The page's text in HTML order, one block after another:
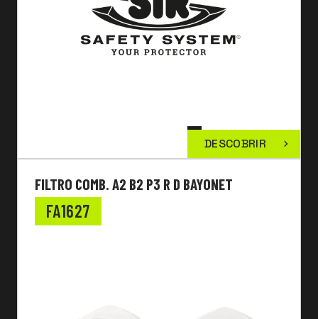
DESCOBRIR
FILTRO COMB. A2 B2 P3 R D BAYONET
FA1627